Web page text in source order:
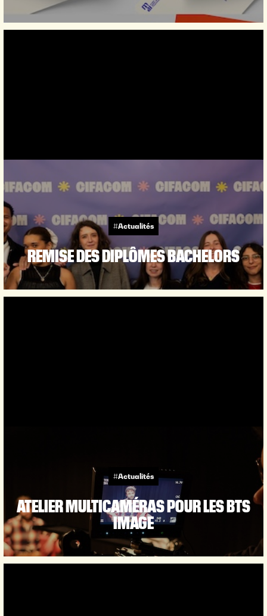
#Actualités
REMISE DES DIPLÔMES BACHELORS
#Actualités
ATELIER MULTICAMÉRAS POUR LES BTS
IMAGE